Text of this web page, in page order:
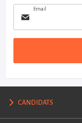
Email
CANDIDATS